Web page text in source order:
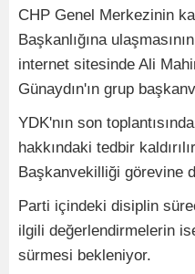
CHP Genel Merkezinin
Başkanlığına
internet sitesinde Ali
Günaydın'ın grup
YDK'nın son
hakkındaki tedbir
Başkanvekilliği görevine
Parti içindeki disiplin
ilgili değerlendirmelerin
sürmesi bekleniyor.